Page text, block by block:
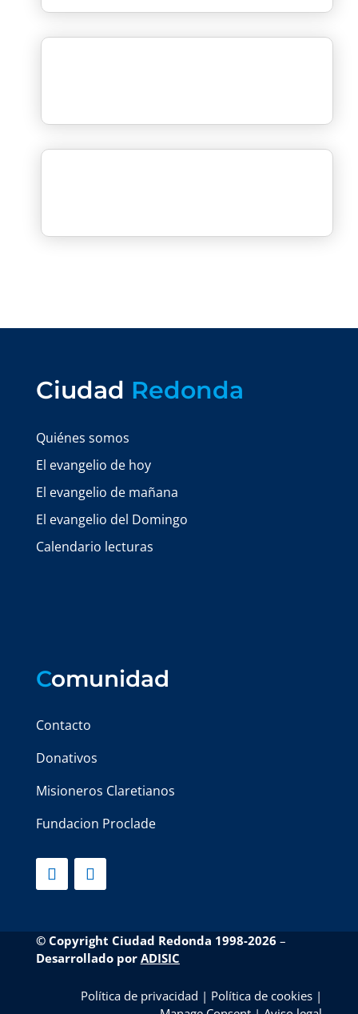
Ciudad Redonda
Quiénes somos
El evangelio de hoy
El evangelio de mañana
El evangelio del Domingo
Calendario lecturas
Comunidad
Contacto
Donativos
Misioneros Claretianos
Fundacion Proclade
© Copyright Ciudad Redonda 1998-2026 –
Desarrollado por ADISIC
Política de privacidad | Política de cookies |